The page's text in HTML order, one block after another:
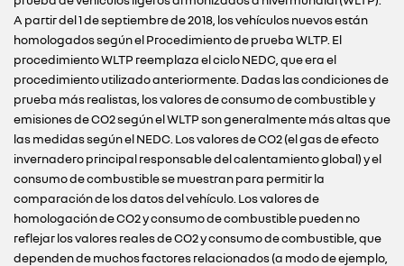
A partir del 1 de septiembre de 2018, los vehículos nuevos están
homologados según el Procedimiento de prueba WLTP. El
procedimiento WLTP reemplaza el ciclo NEDC, que era el
procedimiento utilizado anteriormente. Dadas las condiciones de
prueba más realistas, los valores de consumo de combustible y
emisiones de CO2 según el WLTP son generalmente más altas que
las medidas según el NEDC. Los valores de CO2 (el gas de efecto
invernadero principal responsable del calentamiento global) y el
consumo de combustible se muestran para permitir la
comparación de los datos del vehículo. Los valores de
homologación de CO2 y consumo de combustible pueden no
reflejar los valores reales de CO2 y consumo de combustible, que
dependen de muchos factores relacionados (a modo de ejemplo,